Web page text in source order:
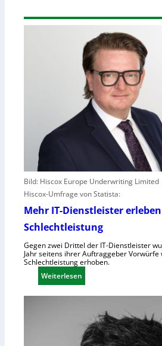
Bild: Hiscox Europe Underwriting Limited
Hiscox-Umfrage von Statista:
Mehr IT-Dienstleister
Schlechtleistung
Gegen zwei Drittel der IT-Dienstleister
Jahr seitens ihrer Auftraggeber
Schlechtleistung erhoben.
Weiterlesen
M
I